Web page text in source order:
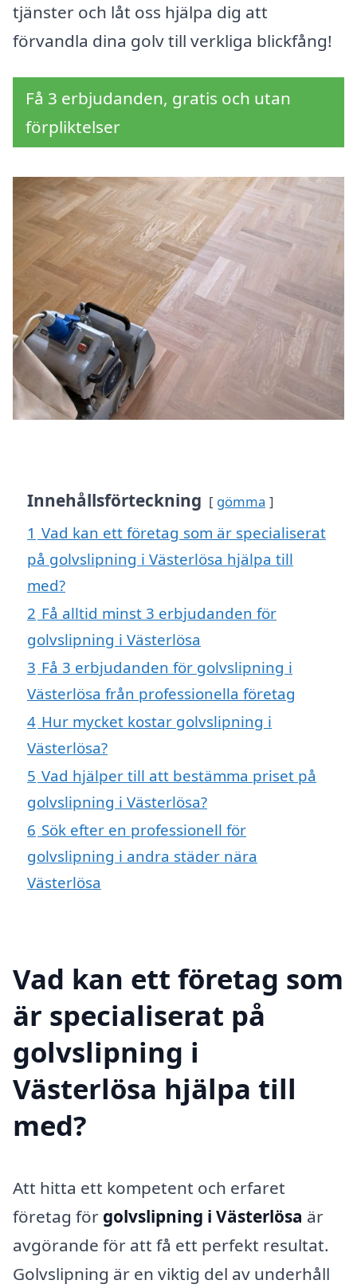
tjänster och låt oss hjälpa dig att
förvandla dina golv till verkliga blickfång!
Få 3 erbjudanden, gratis och utan
förpliktelser
Innehållsförteckning gömma
1 Vad kan ett företag som är specialiserat
på golvslipning i Västerlösa hjälpa till
med?
2 Få alltid minst 3 erbjudanden för
golvslipning i Västerlösa
3 Få 3 erbjudanden för golvslipning i
Västerlösa från professionella företag
4 Hur mycket kostar golvslipning i
Västerlösa?
5 Vad hjälper till att bestämma priset på
golvslipning i Västerlösa?
6 Sök efter en professionell för
golvslipning i andra städer nära
Västerlösa
Vad kan ett företag som
är specialiserat på
golvslipning i
Västerlösa hjälpa till
med?
Att hitta ett kompetent och erfaret
företag för golvslipning i Västerlösa är
avgörande för att få ett perfekt resultat.
Golvslipning är en viktig del av underhåll